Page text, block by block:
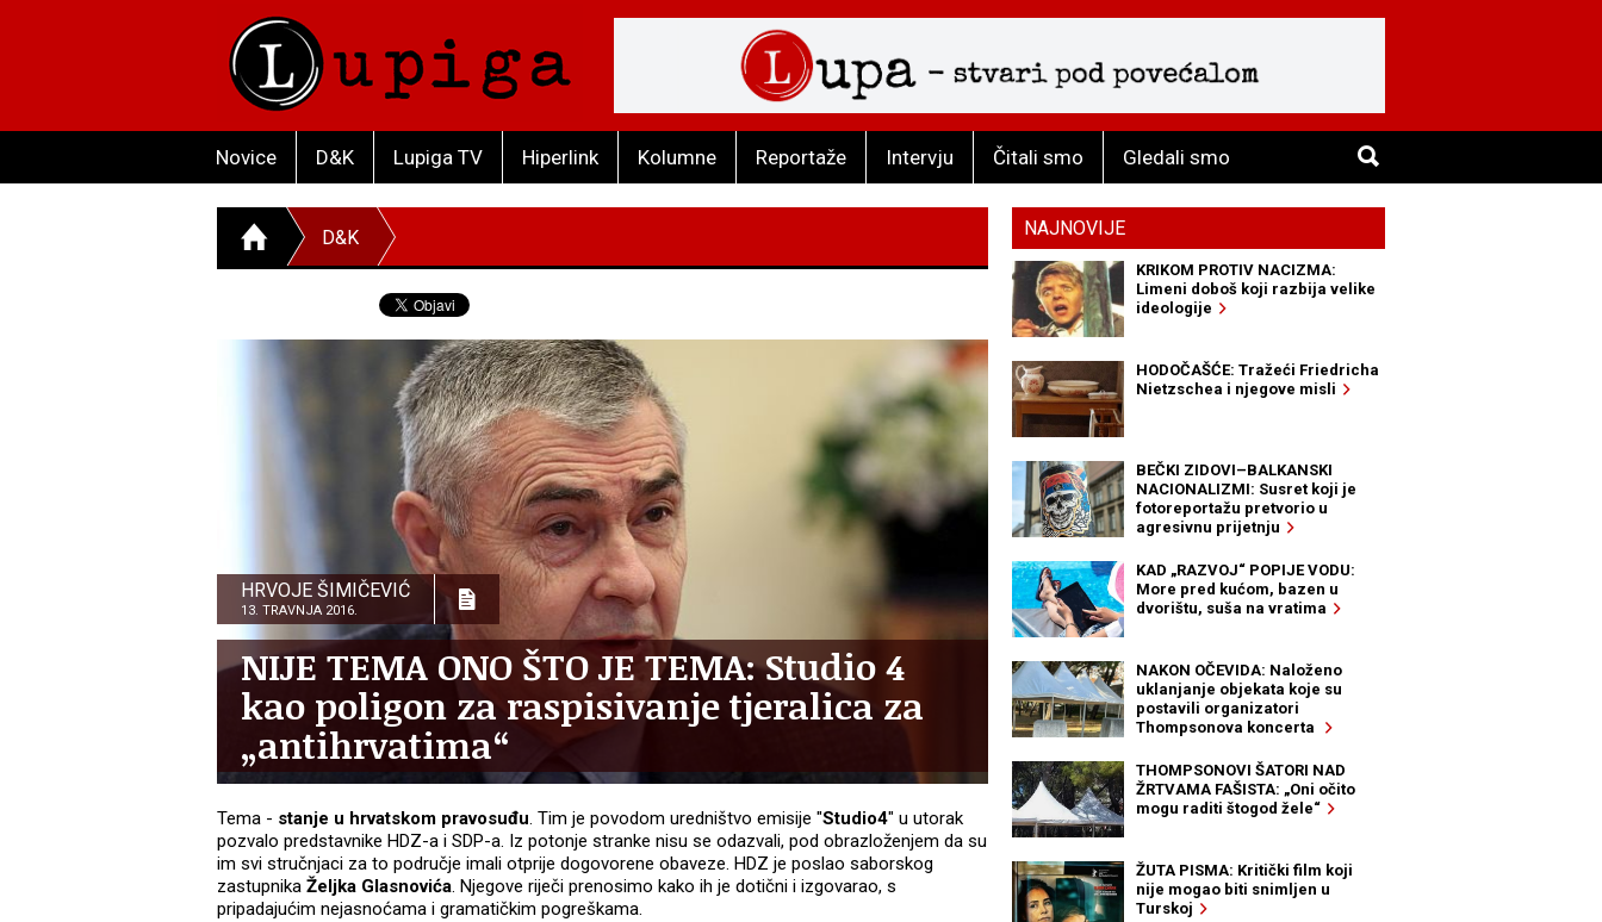
Novice D&K Lupiga TV Hiperlink Kolumne Reportaže Intervju Čitali smo Gledali smo
D&K
HRVOJE ŠIMIČEVIĆ
13. TRAVNJA 2016.
NIJE TEMA ONO ŠTO JE TEMA: Studio 4
kao poligon za raspisivanje tjeralica za
„antihrvatima“
Tema - stanje u hrvatskom pravosuđu. Tim je povodom uredništvo emisije "Studio4" u utorak
pozvalo predstavnike HDZ-a i SDP-a. Iz potonje stranke nisu se odazvali, pod obrazloženjem da su
im svi stručnjaci za to područje imali otprije dogovorene obaveze. HDZ je poslao saborskog
zastupnika Željka Glasnovića. Njegove riječi prenosimo kako ih je dotični i izgovarao, s
pripadajućim nejasnoćama i gramatičkim pogreškama.
NAJNOVIJE
KRIKOM PROTIV NACIZMA:
Limeni doboš koji razbija velike
ideologije
HODOČAŠĆE: Tražeći Friedricha
Nietzschea i njegove misli
BEČKI ZIDOVI–BALKANSKI
NACIONALIZMI: Susret koji je
fotoreportažu pretvorio u
agresivnu prijetnju
KAD „RAZVOJ“ POPIJE VODU:
More pred kućom, bazen u
dvorištu, suša na vratima
NAKON OČEVIDA: Naloženo
uklanjanje objekata koje su
postavili organizatori
Thompsonova koncerta
THOMPSONOVI ŠATORI NAD
ŽRTVAMA FAŠISTA: „Oni očito
mogu raditi štogod žele“
ŽUTA PISMA: Kritički film koji
nije mogao biti snimljen u
Turskoj